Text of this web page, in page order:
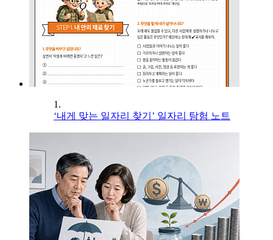
1.
‘내게 맞는 일자리 찾기’ 일자리 탐험 노트